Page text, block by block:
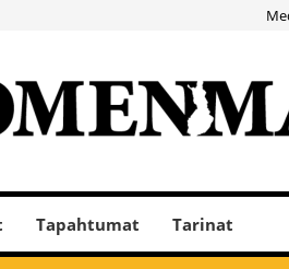
Tapahtumat Tarinat